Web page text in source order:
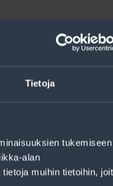
Tietoja
tukemiseen
alan
muihin tietoihin,